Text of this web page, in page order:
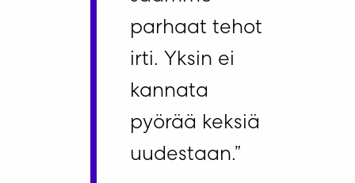
parhaat tehot
irti. Yksin ei
kannata
pyörää keksiä
uudestaan.”